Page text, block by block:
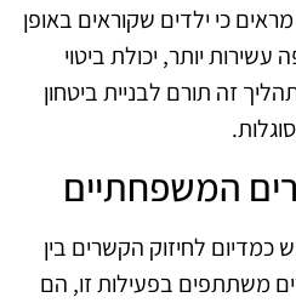
כי ילדים שקוראים באופן
יותר, יכולת ביטוי
זה תורם לבניית ביטחון
המשפחתיים
לחיזוק הקשרים בין
משתתפים בפעילות זו, הם